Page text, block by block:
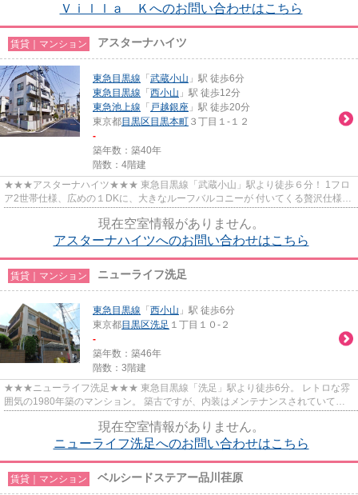
Ｖｉｌｌａ Ｋへのお問い合わせはこちら
賃貸｜マンション アスターナハイツ
東急目黒線 「 武蔵小山 」駅 徒歩6分
東急目黒線 「 西小山 」駅 徒歩12分
東急池上線 「 戸越銀座 」駅 徒歩20分
東京都目黒区 目黒本町 ３丁目１-１２
-
築年数：築40年
階数：4階建
★★★アスターナハイツ★★★ 東急目黒線「武蔵小山」駅より徒歩６分！ 1フロ
ア2世帯仕様、広めの１DKに、大きなルーフバルコニーが 付いてくる贅沢仕様。
現在空室情報がありません。
アスターナハイツへのお問い合わせはこちら
賃貸｜マンション ニューライフ洗足
東急目黒線 「 西小山 」駅 徒歩6分
東京都目黒区洗足 １丁目１０-２
-
築年数：築46年
階数：3階建
★★★ニューライフ洗足★★★ 東急目黒線「洗足」駅より徒歩6分。 レトロな雰
囲気の1980年築のマンション。 築古ですが、内装はメンテナンスされていてき
現在空室情報がありません。
ニューライフ洗足へのお問い合わせはこちら
賃貸｜マンション ベルシードステアー品川荏原